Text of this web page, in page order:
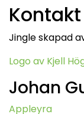
Jingle skapad
Logo av Kjell
Johan
Appleyra